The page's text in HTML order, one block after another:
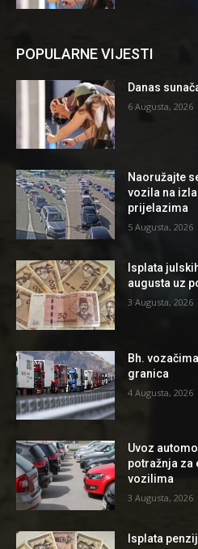
POPULARNE VIJESTI
Danas
6 Augusta, 2026
Naoružajte
vozila na
prijelazima
5 Augusta, 2026
Isplata
augusta uz
3 Augusta, 2026
Bh.
granica
4 Augusta, 2026
Uvoz
potražnja za
vozilima
3 Augusta, 2026
Isplata